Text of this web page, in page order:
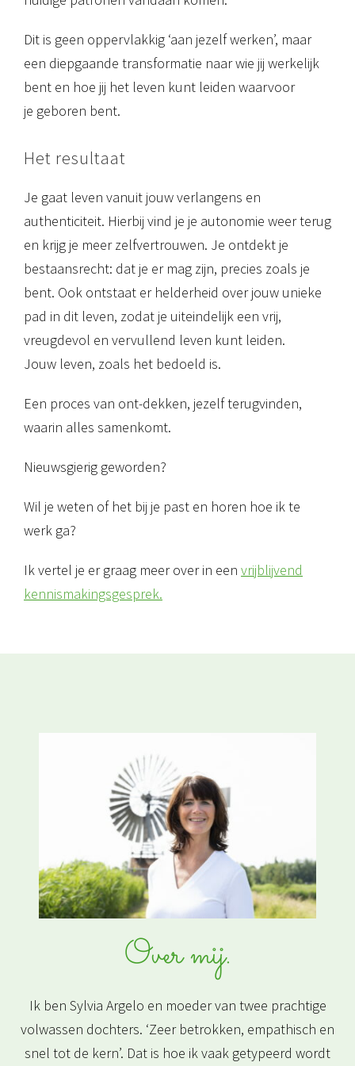
Dit is geen oppervlakkig ‘aan jezelf werken’, maar
een diepgaande transformatie naar wie jij werkelijk
bent en hoe jij het leven kunt leiden waarvoor
je geboren bent.
Het resultaat
Je gaat leven vanuit jouw verlangens en
authenticiteit. Hierbij vind je je autonomie weer terug
en krijg je meer zelfvertrouwen. Je ontdekt je
bestaansrecht: dat je er mag zijn, precies zoals je
bent. Ook ontstaat er helderheid over jouw unieke
pad in dit leven, zodat je uiteindelijk een vrij,
vreugdevol en vervullend leven kunt leiden.
Jouw leven, zoals het bedoeld is.
Een proces van ont-dekken, jezelf terugvinden,
waarin alles samenkomt.
Nieuwsgierig geworden?
Wil je weten of het bij je past en horen hoe ik te
werk ga?
Ik vertel je er graag meer over in een vrijblijvend
kennismakingsgesprek.
Over mij.
Ik ben Sylvia Argelo en moeder van twee prachtige
volwassen dochters. ‘Zeer betrokken, empathisch en
snel tot de kern’. Dat is hoe ik vaak getypeerd wordt